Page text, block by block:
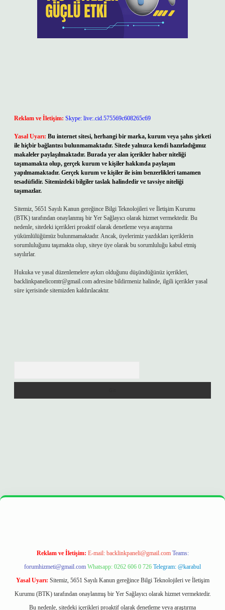
Reklam ve İletişim: Skype: live:.cid.575569c608265c69
Yasal Uyarı: Bu internet sitesi, herhangi bir marka, kurum veya şahıs şirketi
ile hiçbir bağlantısı bulunmamaktadır. Sitede yalnızca kendi hazırladığımız
makaleler paylaşılmaktadır. Burada yer alan içerikler haber niteliği
taşımamakta olup, gerçek kurum ve kişiler hakkında paylaşım
yapılmamaktadır. Gerçek kurum ve kişiler ile isim benzerlikleri tamamen
tesadüfidir. Sitemizdeki bilgiler taslak halindedir ve tavsiye niteliği
taşımazlar.
Sitemiz, 5651 Sayılı Kanun gereğince Bilgi Teknolojileri ve İletişim Kurumu
(BTK) tarafından onaylanmış bir Yer Sağlayıcı olarak hizmet vermektedir. Bu
nedenle, sitedeki içerikleri proaktif olarak denetleme veya araştırma
yükümlülüğümüz bulunmamaktadır. Ancak, üyelerimiz yazdıkları içeriklerin
sorumluluğunu taşımakta olup, siteye üye olarak bu sorumluluğu kabul etmiş
sayılırlar.
Hukuka ve yasal düzenlemelere aykırı olduğunu düşündüğünüz içerikleri,
backlinkpanelicomtr@gmail.com adresine bildirmeniz halinde, ilgili içerikler yasal
süre içerisinde sitemizden kaldırılacaktır.
betilbetgir.netbetexperhttps://betexpergir.net/
Reklam ve İletişim: E-mail: backlinkpaneli@gmail.com Teams:
forumhizmeti@gmail.com Whatsapp: 0262 606 0 726 Telegram: @karabul
Yasal Uyarı: Sitemiz, 5651 Sayılı Kanun gereğince Bilgi Teknolojileri ve İletişim
Kurumu (BTK) tarafından onaylanmış bir Yer Sağlayıcı olarak hizmet vermektedir.
Bu nedenle, sitedeki içerikleri proaktif olarak denetleme veya araştırma